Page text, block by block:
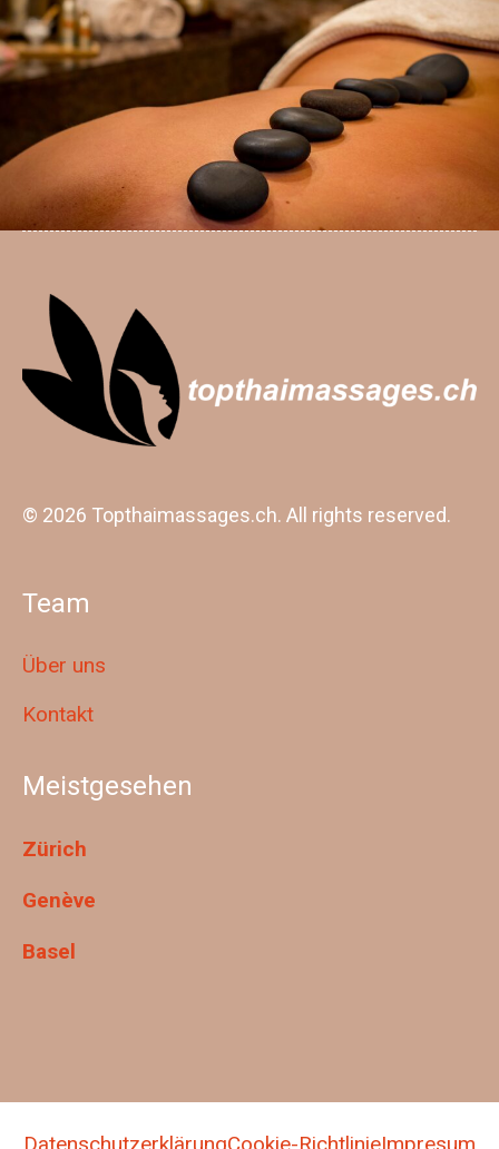
© 2026 Topthaimassages.ch. All rights reserved.
Team
Über uns
Kontakt
Meistgesehen
Zürich
Genève
Basel
DatenschutzerklärungCookie-RichtlinieImpresum